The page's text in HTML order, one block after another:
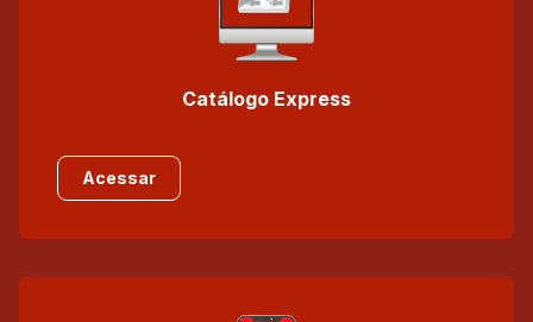
Catálogo Express
Acessar